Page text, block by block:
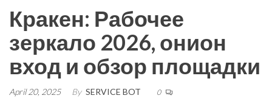
Кракен: Рабочее
зеркало 2026, онион
вход и обзор площадки
April 20, 2025 By SERVICE BOT 0